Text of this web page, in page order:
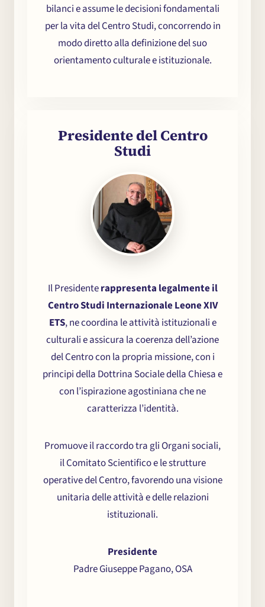
bilanci e assume le decisioni fondamentali
per la vita del Centro Studi, concorrendo in
modo diretto alla definizione del suo
orientamento culturale e istituzionale.
Presidente del Centro
Studi
Il Presidenterappresenta legalmente il
Centro Studi Internazionale Leone XIV
ETS, ne coordina le attività istituzionali e
culturali e assicura la coerenza dell’azione
del Centro con la propria missione, con i
principi della Dottrina Sociale della Chiesa e
con l’ispirazione agostiniana che ne
caratterizza l’identità.
Promuove il raccordo tra gli Organi sociali,
il Comitato Scientifico e le strutture
operative del Centro, favorendo una visione
unitaria delle attività e delle relazioni
istituzionali.
Presidente
Padre Giuseppe Pagano, OSA